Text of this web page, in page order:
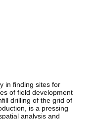
in finding sites for
of field development
drilling of the grid of
is a pressing
analysis and